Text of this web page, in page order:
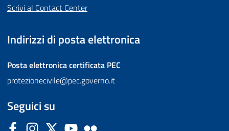
Scrivi al Contact Center
Indirizzi di posta elettronica
Posta elettronica certificata PEC
protezionecivile@pec.governo.it
Seguici su
FacebookInstagram
Twitter YouTube